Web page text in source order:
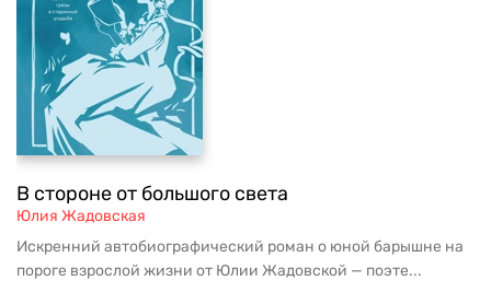
В стороне от большого света
Юлия Жадовская
Искренний автобиографический роман о юной барышне на
пороге взрослой жизни от Юлии Жадовской — поэте...